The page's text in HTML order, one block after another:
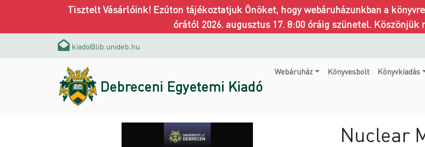
Tisztelt Vásárlóink! Ezúton tájékoztatjuk Önöket, hogy webáruházunkban a
órától 2026. augusztus 17. 8:00 óráig szünetel.
kiado@lib.unideb.hu
Debreceni Egyetemi Kiadó
Webáruház Könyvesbolt Könyvkiadás
Nuclear